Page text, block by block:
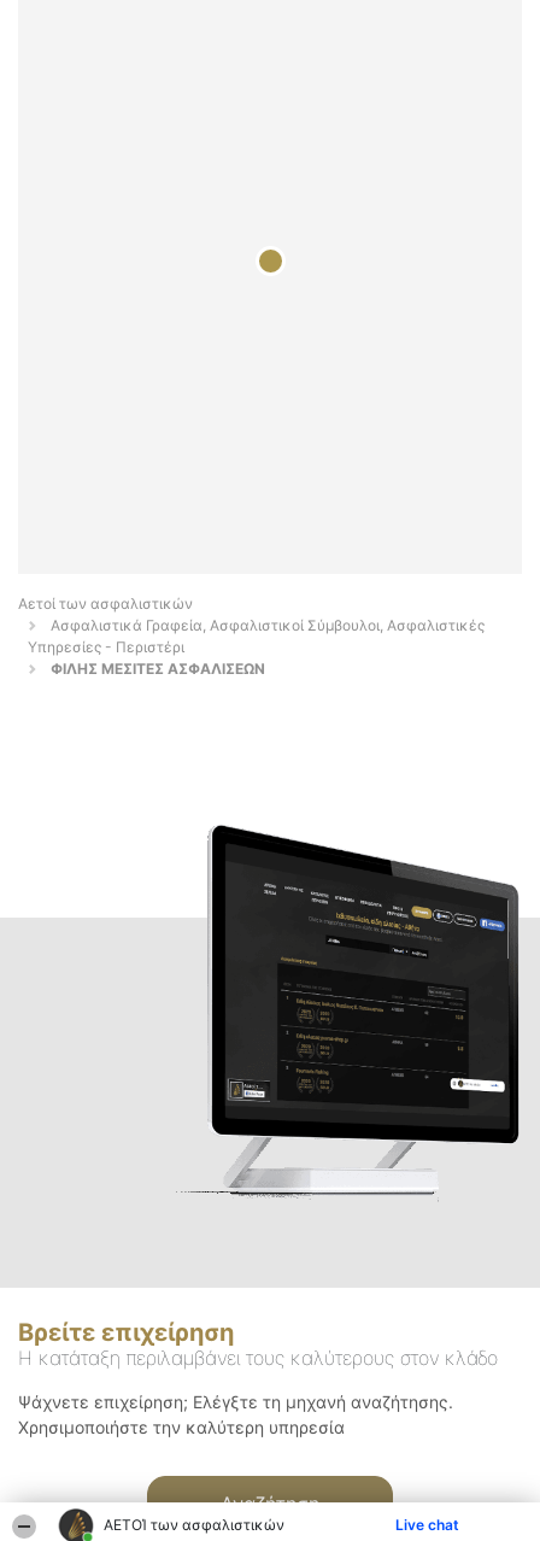
ΑΕΤΟΊ των ασφαλιστικών Live chat
Αετοί των ασφαλιστικών
Ασφαλιστικά Γραφεία, Ασφαλιστικοί Σύμβουλοι, Ασφαλιστικές
Υπηρεσίες - Περιστέρι
ΦΙΛΗΣ ΜΕΣΙΤΕΣ ΑΣΦΑΛΙΣΕΩΝ
Βρείτε επιχείρηση
Η κατάταξη περιλαμβάνει τους καλύτερους στον κλάδο
Ψάχνετε επιχείρηση; Ελέγξτε τη μηχανή αναζήτησης.
Χρησιμοποιήστε την καλύτερη υπηρεσία
Αναζήτηση